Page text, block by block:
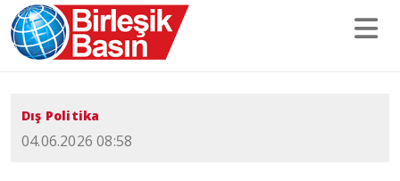
Dış Politika
04.06.2026 08:58